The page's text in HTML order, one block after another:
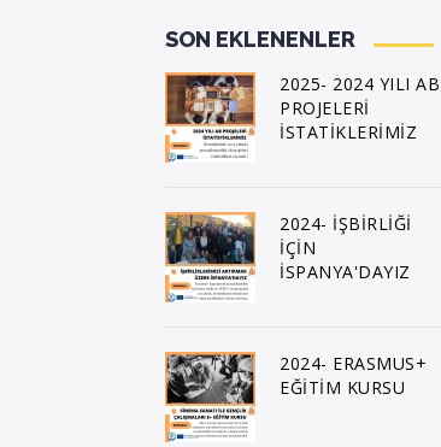
SON EKLENENLER
2025- 2024 YILI AB
PROJELERİ
İSTATİKLERİMİZ
2024- İŞBİRLİĞİ
İÇİN
İSPANYA'DAYIZ
2024- ERASMUS+
EĞİTİM KURSU